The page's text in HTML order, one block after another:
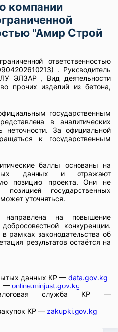
компании
"Амир Строй
ответственностью
. Руководитель
ЭЛЗАР , Вид деятельности
прочих изделий из бетона,
государственным
в аналитических
За официальной
к государственным
баллы основаны на
данных и отражают
позицию проекта. Они не
государственных
уточняться.
направлена на повышение
конкуренции.
рамках законодательства об
результатов остаётся на
данных КР — data.gov.kg
— online.minjust.gov.kg
служба КР —
КР — zakupki.gov.kg